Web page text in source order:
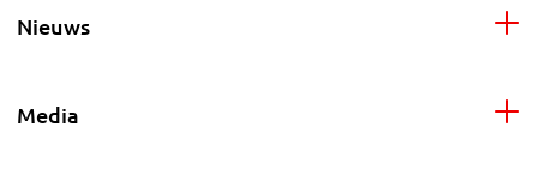
Nieuws
Media